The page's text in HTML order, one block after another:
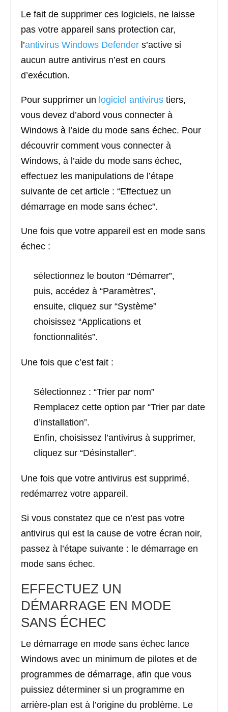
Le fait de supprimer ces logiciels, ne laisse
pas votre appareil sans protection car,
l’antivirus Windows Defender s’active si
aucun autre antivirus n’est en cours
d’exécution.
Pour supprimer un logiciel antivirus tiers,
vous devez d’abord vous connecter à
Windows à l’aide du mode sans échec. Pour
découvrir comment vous connecter à
Windows, à l’aide du mode sans échec,
effectuez les manipulations de l’étape
suivante de cet article : “Effectuez un
démarrage en mode sans échec”.
Une fois que votre appareil est en mode sans
échec :
sélectionnez le bouton “Démarrer”,
puis, accédez à “Paramètres”,
ensuite, cliquez sur “Système”
choisissez “Applications et
fonctionnalités”.
Une fois que c’est fait :
Sélectionnez : “Trier par nom”
Remplacez cette option par “Trier par date
d’installation”.
Enfin, choisissez l’antivirus à supprimer,
cliquez sur “Désinstaller”.
Une fois que votre antivirus est supprimé,
redémarrez votre appareil.
Si vous constatez que ce n’est pas votre
antivirus qui est la cause de votre écran noir,
passez à l’étape suivante : le démarrage en
mode sans échec.
EFFECTUEZ UN
DÉMARRAGE EN MODE
SANS ÉCHEC
Le démarrage en mode sans échec lance
Windows avec un minimum de pilotes et de
programmes de démarrage, afin que vous
puissiez déterminer si un programme en
arrière-plan est à l’origine du problème. Le